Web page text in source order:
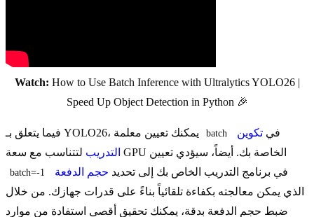
Watch: How to Use Batch Inference with Ultralytics YOLO26 |
Speed Up Object Detection in Python 🎉
batch في تكوين
التدريب
لتتناسب مع سعة GPU الخاصة بك. أيضاً، سيؤدي تعيين
batch=-1 في برنامج التدريب الخاص بك إلى تحديد حجم الدفعة
الذي يمكن معالجته بكفاءة تلقائياً بناءً على قدرات جهازك. من خلال
ضبط حجم الدفعة بدقة، يمكنك تحقيق أقصى استفادة من موارد